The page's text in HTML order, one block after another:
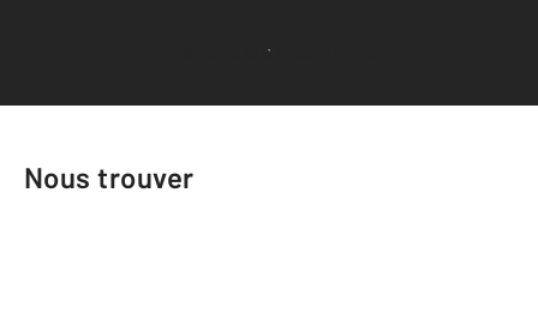
Voir tous les avis clients
Nous trouver